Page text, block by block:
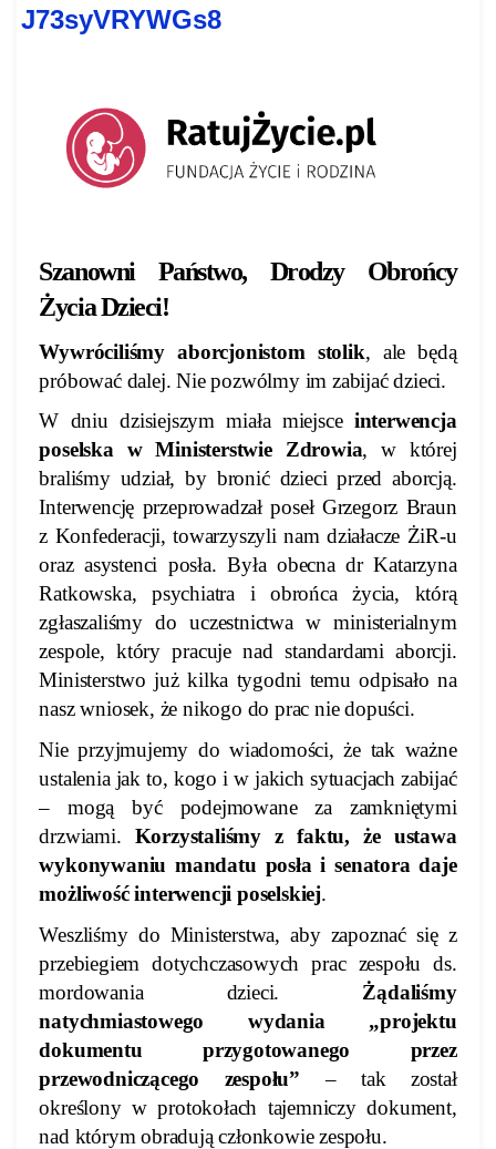
J73syVRYWGs8
Szanowni Państwo, Drodzy Obrońcy
Życia Dzieci!
Wywróciliśmy aborcjonistom stolik, ale będą
próbować dalej. Nie pozwólmy im zabijać dzieci.
W dniu dzisiejszym miała miejsce interwencja
poselska w Ministerstwie Zdrowia, w której
braliśmy udział, by bronić dzieci przed aborcją.
Interwencję przeprowadzał poseł Grzegorz Braun
z Konfederacji, towarzyszyli nam działacze ŻiR-u
oraz asystenci posła. Była obecna dr Katarzyna
Ratkowska, psychiatra i obrońca życia, którą
zgłaszaliśmy do uczestnictwa w ministerialnym
zespole, który pracuje nad standardami aborcji.
Ministerstwo już kilka tygodni temu odpisało na
nasz wniosek, że nikogo do prac nie dopuści.
Nie przyjmujemy do wiadomości, że tak ważne
ustalenia jak to, kogo i w jakich sytuacjach zabijać
– mogą być podejmowane za zamkniętymi
drzwiami. Korzystaliśmy z faktu, że ustawa
wykonywaniu mandatu posła i senatora daje
możliwość interwencji poselskiej.
Weszliśmy do Ministerstwa, aby zapoznać się z
przebiegiem dotychczasowych prac zespołu ds.
mordowania dzieci. Żądaliśmy
natychmiastowego wydania „projektu
dokumentu przygotowanego przez
przewodniczącego zespołu” – tak został
określony w protokołach tajemniczy dokument,
nad którym obradują członkowie zespołu.